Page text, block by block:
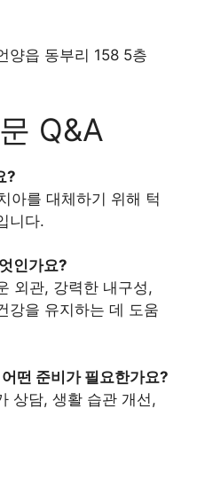
양읍 동부리 158 5층
Q&A
?
아를 대체하기 위해 턱
니다.
인가요?
외관, 강력한 내구성,
강을 유지하는 데 도움
떤 준비가 필요한가요?
상담, 생활 습관 개선,